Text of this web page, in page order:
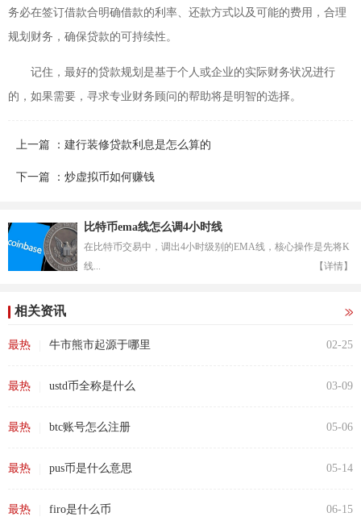
务必在签订借款合明确借款的利率、还款方式以及可能的费用，合理
规划财务，确保贷款的可持续性。
记住，最好的贷款规划是基于个人或企业的实际财务状况进行
的，如果需要，寻求专业财务顾问的帮助将是明智的选择。
上一篇 ：建行装修贷款利息是怎么算的
下一篇 ：炒虚拟币如何赚钱
比特币ema线怎么调4小时线
在比特币交易中，调出4小时级别的EMA线，核心操作是先将K
线...
【详情】
相关资讯
最热 牛市熊市起源于哪里 02-25
最热 ustd币全称是什么 03-09
最热 btc账号怎么注册 05-06
最热 pus币是什么意思 05-14
最热 firo是什么币 06-15